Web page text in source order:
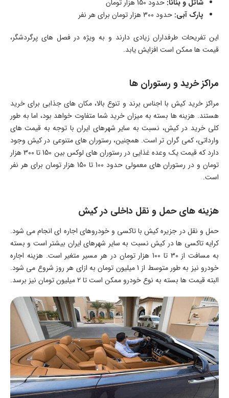
شاتل و بنانا: حدود 150 هزار تومان
پارک آبی: حدود 300 هزار تومان برای هر نفر
این تفریحات طرفداران زیادی دارند و به ویژه در فصل های پرگردشگر،
قیمت ها ممکن است افزایش یابد.
مراکز خرید و رستوران ها
مراکز خرید کیش با اجناس برند و تنوع بالا، مکان های جذابی برای خرید
هستند. هزینه ها بسته به میزان خرید شما متفاوت خواهد بود، اما به طور
کلی خرید در کیش، نسبت به سایر شهرهای ایران با توجه به قیمت های
وارداتی، کمی گران تر است. همچنین، رستوران های متنوعی در کیش وجود
دارد که قیمت یک وعده غذایی در رستوران های لوکس بین 150 تا 300 هزار
تومان و در رستوران های معمولی حدود 100 تا 150 هزار تومان برای هر نفر
است.
هزینه های حمل و نقل داخلی در کیش
حمل و نقل در جزیره کیش با تاکسی و خودروهای اجاره ای انجام می شود.
کرایه تاکسی ها در کیش نسبت به سایر شهرهای ایران بیشتر است و بسته
به مسافت از 30 تا 100 هزار تومان در هر مسیر متغیر است. هزینه اجاره
خودرو نیز به طور متوسط از 1 میلیون تومان به ازای هر روز شروع می شود.
البته قیمت ها بسته به نوع خودرو ممکن است تا 2 میلیون تومان نیز برسد.